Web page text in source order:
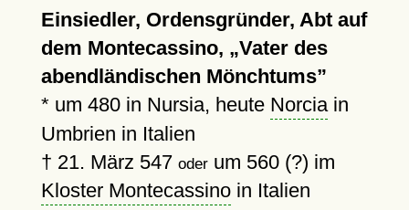
Einsiedler, Ordensgründer, Abt auf
dem Montecassino,
Vater des
abendländischen Mönchtums
* um 480in Nursia, heute Norciain
Umbrien in Italien
† 21. März 547 oder um 560 (?) im
Kloster Montecassinoin Italien